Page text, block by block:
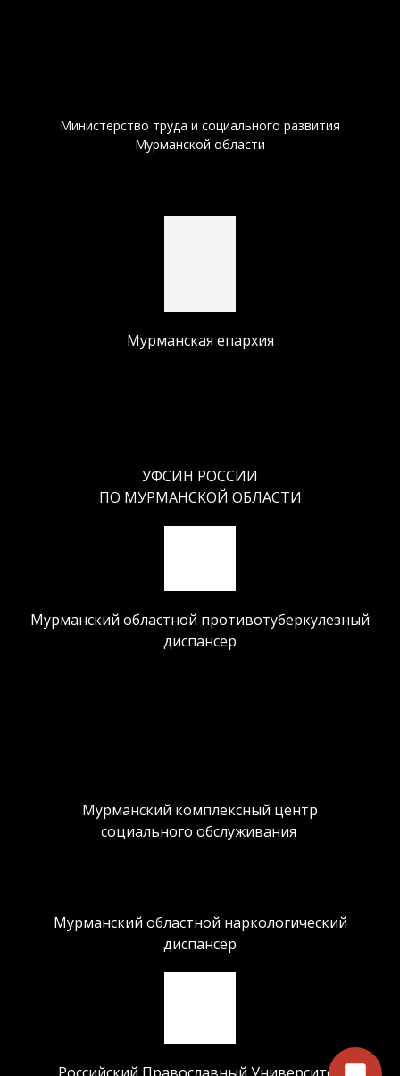
Министерство труда и социального развития
Мурманской области
Мурманская епархия
УФСИН РОССИИ
ПО МУРМАНСКОЙ ОБЛАСТИ
Мурманский областной противотуберкулезный
диспансер
Мурманский комплексный центр
социального обслуживания
Мурманский областной наркологический
диспансер
Российский Православный Университет